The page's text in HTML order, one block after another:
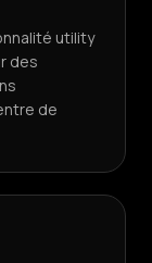
utility
des
de